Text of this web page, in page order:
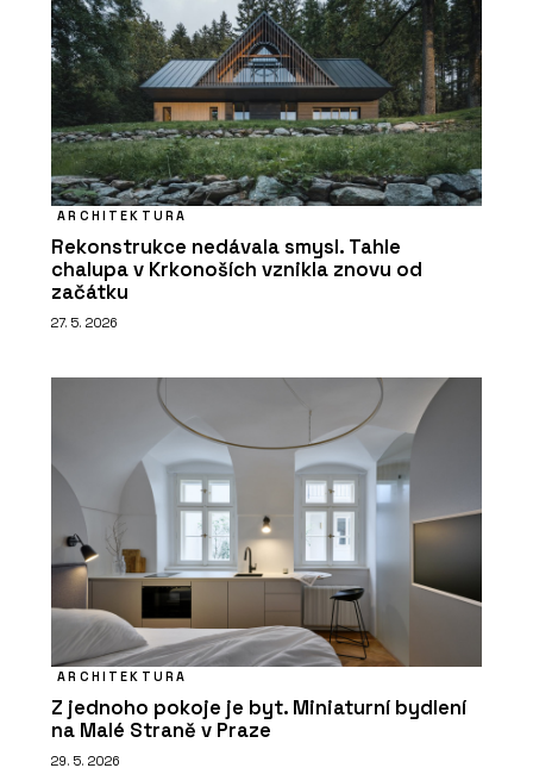
ARCHITEKTURA
Rekonstrukce nedávala smysl. Tahle
chalupa v Krkonoších vznikla znovu od
začátku
27. 5. 2026
ARCHITEKTURA
Z jednoho pokoje je byt. Miniaturní bydlení
na Malé Straně v Praze
29. 5. 2026